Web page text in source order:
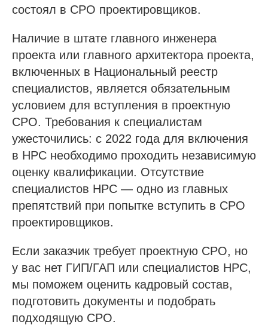
состоял в СРО проектировщиков.
Наличие в штате главного инженера
проекта или главного архитектора проекта,
включенных в Национальный реестр
специалистов, является обязательным
условием для вступления в проектную
СРО. Требования к специалистам
ужесточились: с 2022 года для включения
в НРС необходимо проходить независимую
оценку квалификации. Отсутствие
специалистов НРС — одно из главных
препятствий при попытке вступить в СРО
проектировщиков.
Если заказчик требует проектную СРО, но
у вас нет ГИП/ГАП или специалистов НРС,
мы поможем оценить кадровый состав,
подготовить документы и подобрать
подходящую СРО.